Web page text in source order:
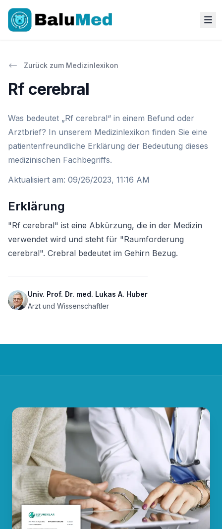
Zurück zum Medizinlexikon
Rf cerebral
Was bedeutet „Rf cerebral“ in einem Befund oder
Arztbrief? In unserem Medizinlexikon finden Sie eine
patientenfreundliche Erklärung der Bedeutung dieses
medizinischen Fachbegriffs.
Aktualisiert am: 09/26/2023, 11:16 AM
Erklärung
"Rf cerebral" ist eine Abkürzung, die in der Medizin
verwendet wird und steht für "Raumforderung
cerebral". Crebral bedeutet im Gehirn Bezug.
Univ. Prof. Dr. med. Lukas A. Huber
Arzt und Wissenschaftler